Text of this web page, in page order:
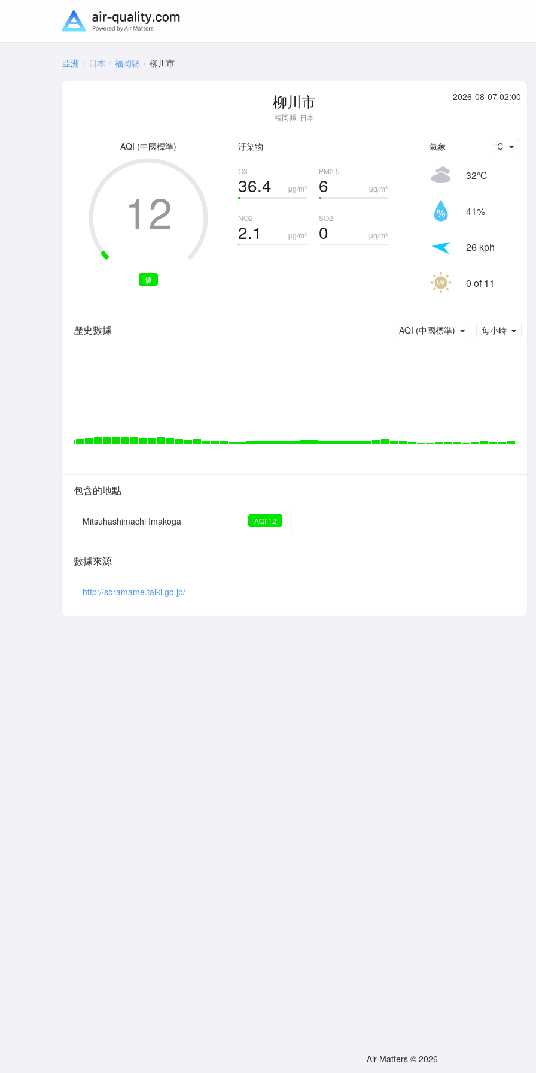
亞洲 日本 福岡縣 柳川市
柳川市
福岡縣, 日本
2026-08-07 02:00
AQI (中國標準)
優
12
汙染物
O3
μg/m³
36.4
PM2.5
μg/m³
6
NO2
μg/m³
2.1
SO2
μg/m³
0
氣象 ℃
32℃
41%
26 kph
0 of 11
歷史數據 每小時
AQI (中國標準)
包含的地點
Mitsuhashimachi Imakoga AQI 12
數據來源
http://soramame.taiki.go.jp/
Air Matters © 2026